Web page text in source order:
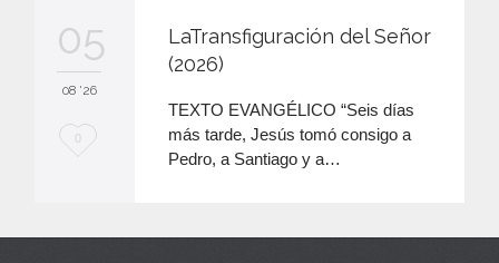
05
08 '26
M
0
LaTransfiguración del Señor
(2026)
TEXTO EVANGÉLICO “Seis días
más tarde, Jesús tomó consigo a
Pedro, a Santiago y a…